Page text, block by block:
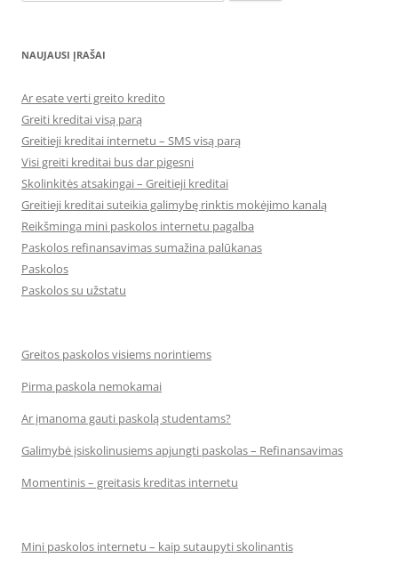
NAUJAUSI ĮRAŠAI
Ar esate verti greito kredito
Greiti kreditai visą parą
Greitieji kreditai internetu – SMS visą parą
Visi greiti kreditai bus dar pigesni
Skolinkitės atsakingai – Greitieji kreditai
Greitieji kreditai suteikia galimybę rinktis mokėjimo kanalą
Reikšminga mini paskolos internetu pagalba
Paskolos refinansavimas sumažina palūkanas
Paskolos
Paskolos su užstatu
Greitos paskolos visiems norintiems
Pirma paskola nemokamai
Ar įmanoma gauti paskolą studentams?
Galimybė įsiskolinusiems apjungti paskolas – Refinansavimas
Momentinis – greitasis kreditas internetu
Mini paskolos internetu – kaip sutaupyti skolinantis